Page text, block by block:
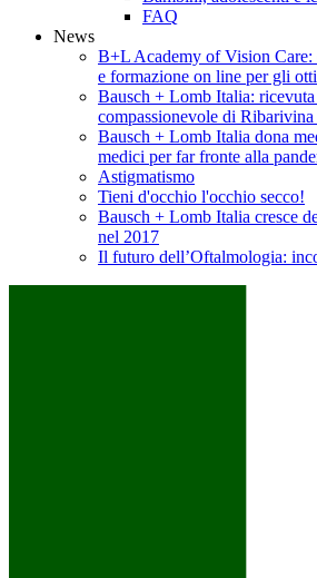
FAQ
News
B+L Academy of Vision Care:
e formazione on line per gli
Bausch + Lomb Italia:
compassionevole di
Bausch + Lomb Italia dona
medici per far fronte alla
Astigmatismo
Tieni d'occhio l'occhio secco!
Bausch + Lomb Italia cresce
nel 2017
Il futuro dell’Oftalmologia: